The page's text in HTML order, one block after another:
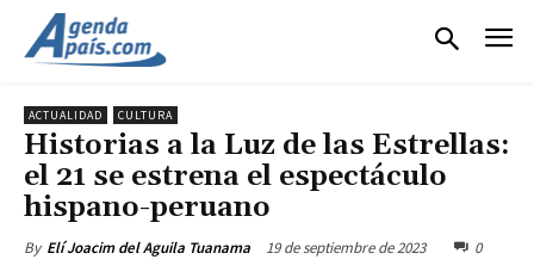
ACTUALIDAD CULTURA
Historias a la Luz de las Estrellas:
el 21 se estrena el espectáculo
hispano-peruano
By Elí Joacim del Aguila Tuanama 19 de septiembre de 2023 0